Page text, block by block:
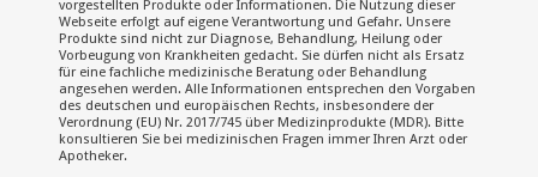
vorgestellten Produkte oder Informationen. Die Nutzung dieser
Webseite erfolgt auf eigene Verantwortung und Gefahr. Unsere
Produkte sind nicht zur Diagnose, Behandlung, Heilung oder
Vorbeugung von Krankheiten gedacht. Sie dürfen nicht als Ersatz
für eine fachliche medizinische Beratung oder Behandlung
angesehen werden. Alle Informationen entsprechen den Vorgaben
des deutschen und europäischen Rechts, insbesondere der
Verordnung (EU) Nr. 2017/745 über Medizinprodukte (MDR). Bitte
konsultieren Sie bei medizinischen Fragen immer Ihren Arzt oder
Apotheker.